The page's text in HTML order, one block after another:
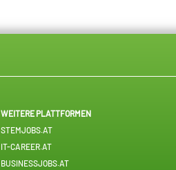
WEITERE PLATTFORMEN
STEMJOBS.AT
IT-CAREER.AT
BUSINESSJOBS.AT